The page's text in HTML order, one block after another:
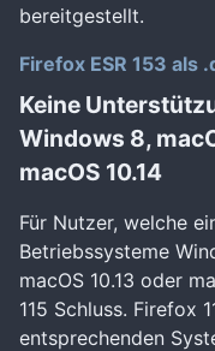
bereitgestellt.
Firefox ESR 153 als
Keine
Windows 8,
macOS 10.14
Für Nutzer, welche
Betriebssysteme
macOS 10.13 oder
115 Schluss. Firefox
entsprechenden